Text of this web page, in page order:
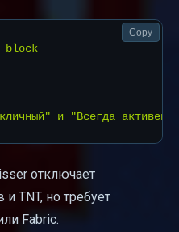
Copy
отключает
TNT, но требует
Fabric.